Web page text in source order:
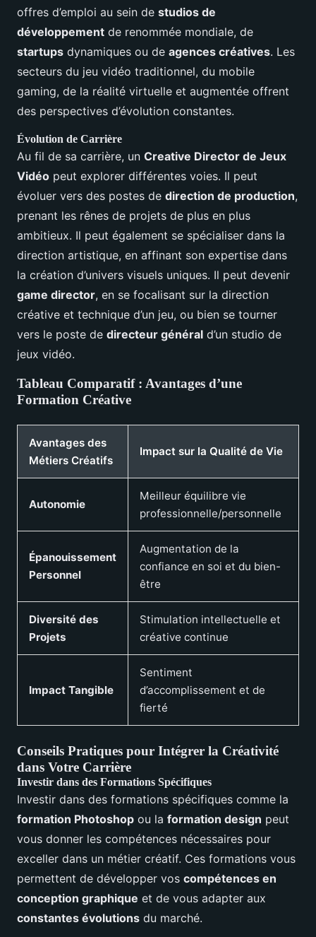
offres d’emploi au sein de studios de
développement de renommée mondiale, de
startups dynamiques ou de agences créatives. Les
secteurs du jeu vidéo traditionnel, du mobile
gaming, de la réalité virtuelle et augmentée offrent
des perspectives d’évolution constantes.
Évolution de Carrière
Au fil de sa carrière, un Creative Director de Jeux
Vidéo peut explorer différentes voies. Il peut
évoluer vers des postes de direction de production,
prenant les rênes de projets de plus en plus
ambitieux. Il peut également se spécialiser dans la
direction artistique, en affinant son expertise dans
la création d’univers visuels uniques. Il peut devenir
game director, en se focalisant sur la direction
créative et technique d’un jeu, ou bien se tourner
vers le poste de directeur général d’un studio de
jeux vidéo.
Tableau Comparatif : Avantages d’une
Formation Créative
Avantages des
Métiers Créatifs
Impact sur la Qualité de Vie
Autonomie
Meilleur équilibre vie
professionnelle/personnelle
Épanouissement
Personnel
Augmentation de la
confiance en soi et du bien-
être
Diversité des
Projets
Stimulation intellectuelle et
créative continue
Impact Tangible
Sentiment
d’accomplissement et de
fierté
Conseils Pratiques pour Intégrer la Créativité
dans Votre Carrière
Investir dans des Formations Spécifiques
Investir dans des formations spécifiques comme la
formation Photoshop ou la formation design peut
vous donner les compétences nécessaires pour
exceller dans un métier créatif. Ces formations vous
permettent de développer vos compétences en
conception graphique et de vous adapter aux
constantes évolutions du marché.